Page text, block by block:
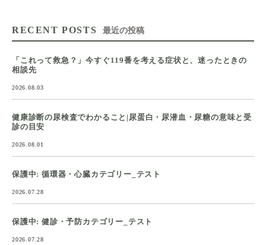
RECENT POSTS 最近の投稿
「これって救急？」今すぐ119番を考える症状と、迷ったときの
相談先
2026.08.03
健康診断の尿検査でわかること|尿蛋白・尿潜血・尿糖の意味と受
診の目安
2026.08.01
保護中: 循環器・心臓カテゴリー_テスト
2026.07.28
保護中: 健診・予防カテゴリー_テスト
2026.07.28